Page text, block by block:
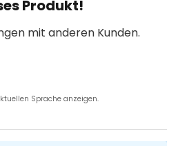
von 0 von 5 Sternen
Produkt!
mit anderen Kunden.
Sprache anzeigen.